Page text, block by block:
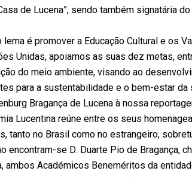
de Lucena”, sendo também signatária
lema é promover a Educação Cultural e os
Unidas, apoiamos as suas dez metas,
do meio ambiente, visando ao
para a sustentabilidade e o bem-estar
Bragança de Lucena à nossa
Lucentina reúne entre os seus
tanto no Brasil como no estrangeiro,
encontram-se D. Duarte Pio de Bragança,
ambos Académicos Beneméritos da